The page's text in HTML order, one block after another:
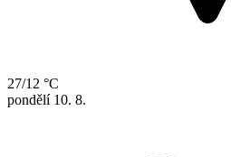
27/12 °C
pondělí 10. 8.